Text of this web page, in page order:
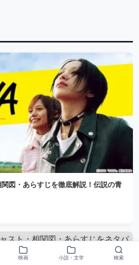
関図・あらすじを徹底解説！伝説の青
映画 小説・文学 検索